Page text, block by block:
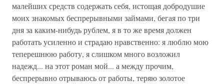
малейших средств содержать себя, истощая добродушие
моих знакомых беспрерывными займами, бегая по три
дня за каким-нибудь рублем, я в то же время должен
работать усиленно и страдаю нравственно: я люблю мою
теперешнюю работу, я слишком много возложил
надежд... на этот роман мой... а между прочим,
беспрерывно отрываюсь от работы, теряю золотое